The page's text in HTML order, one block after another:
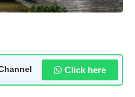
Click here